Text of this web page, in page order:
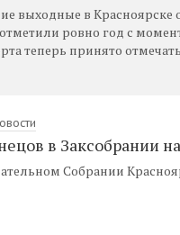
выходные в Красноярске
ровно год с
теперь принято
в Заксобрании
Собрании